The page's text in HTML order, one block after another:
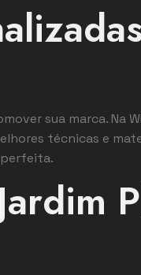
sua marca. Na
técnicas e
perfeita.